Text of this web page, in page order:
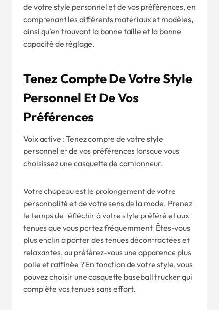
de votre style personnel et de vos préférences, en
comprenant les différents matériaux et modèles,
ainsi qu'en trouvant la bonne taille et la bonne
capacité de réglage.
Tenez Compte De Votre Style
Personnel Et De Vos
Préférences
Voix active : Tenez compte de votre style
personnel et de vos préférences lorsque vous
choisissez une casquette de camionneur.
Votre chapeau est le prolongement de votre
personnalité et de votre sens de la mode. Prenez
le temps de réfléchir à votre style préféré et aux
tenues que vous portez fréquemment. Êtes-vous
plus enclin à porter des tenues décontractées et
relaxantes, ou préférez-vous une apparence plus
polie et raffinée ? En fonction de votre style, vous
pouvez choisir une casquette baseball trucker qui
complète vos tenues sans effort.